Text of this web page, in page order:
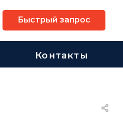
Быстрый запрос
Контакты